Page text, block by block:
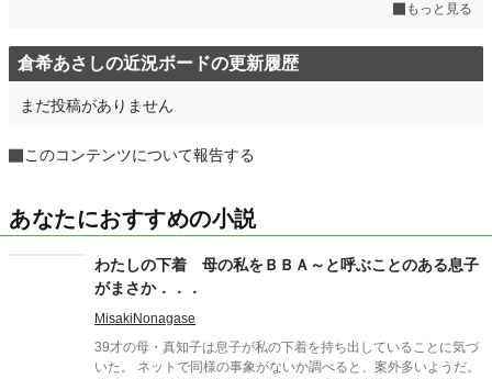
もっと見る
倉希あさしの近況ボードの更新履歴
まだ投稿がありません
このコンテンツについて報告する
あなたにおすすめの小説
わたしの下着 母の私をＢＢＡ～と呼ぶことのある息子
がまさか．．．
MisakiNonagase
39才の母・真知子は息子が私の下着を持ち出していることに気づ
いた。 ネットで同様の事象がないか調べると、案外多いようだ。